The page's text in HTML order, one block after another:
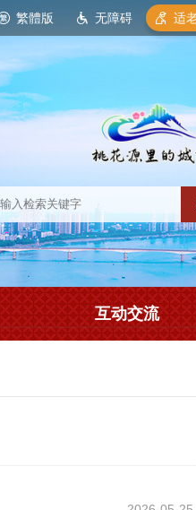
繁體版 无障碍 适
互动交流